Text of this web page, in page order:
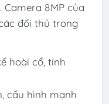
8MP của
đối thủ trong
hoài cổ, tính
cấu hình mạnh